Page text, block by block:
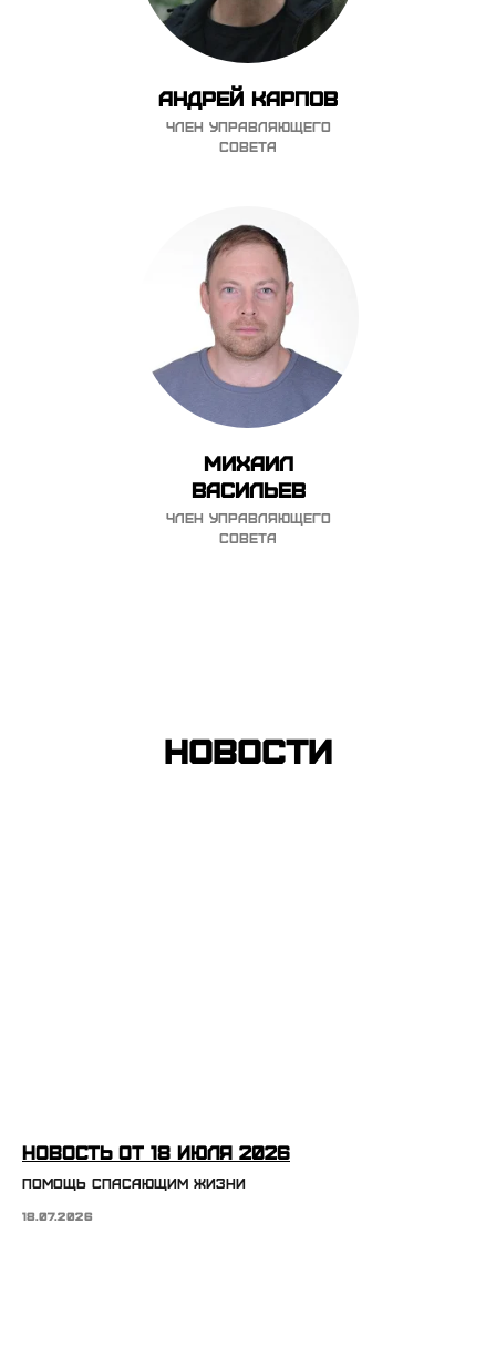
Андрей Карпов
Член управляющего
совета
Михаил
Васильев
Член управляющего
совета
Новости
Новость от 18 июля 2026
Помощь спасающим жизни
18.07.2026